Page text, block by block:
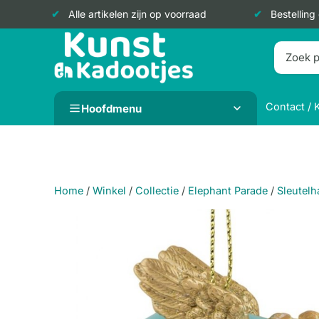
Alle artikelen zijn op voorraad
Hoofdmenu Contact /
Home / Winkel / Collectie / Elephant Parade /